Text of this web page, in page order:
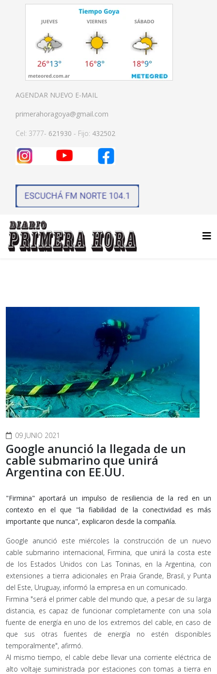
AGENDAR NUEVO E-MAIL
primerahoragoya@gmail.com
Cel: 3777- 621930 - Fijo: 432502
09 JUNIO 2021
Google anunció la llegada de un
cable submarino que unirá
Argentina con EE.UU.
"Firmina" aportará un impulso de resiliencia de la red en un
contexto en el que "la fiabilidad de la conectividad es más
importante que nunca", explicaron desde la compañía.
Google anunció este miércoles la construcción de un nuevo
cable submarino internacional, Firmina, que unirá la costa este
de los Estados Unidos con Las Toninas, en la Argentina, con
extensiones a tierra adicionales en Praia Grande, Brasil, y Punta
del Este, Uruguay, informó la empresa en un comunicado.
Firmina "será el primer cable del mundo que, a pesar de su larga
distancia, es capaz de funcionar completamente con una sola
fuente de energía en uno de los extremos del cable, en caso de
que sus otras fuentes de energía no estén disponibles
temporalmente", afirmó.
Al mismo tiempo, el cable debe llevar una corriente eléctrica de
alto voltaje suministrada por estaciones con tomas a tierra en